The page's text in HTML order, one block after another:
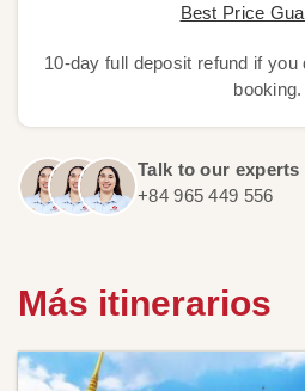
Best Price
10-day full deposit refund if
booking.
Talk to our experts
+84 965 449 556
Más itinerarios